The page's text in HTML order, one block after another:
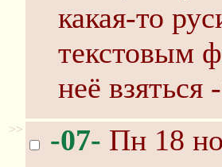
какая-то
текстовым
неё взяться
>> -07- Пн 18